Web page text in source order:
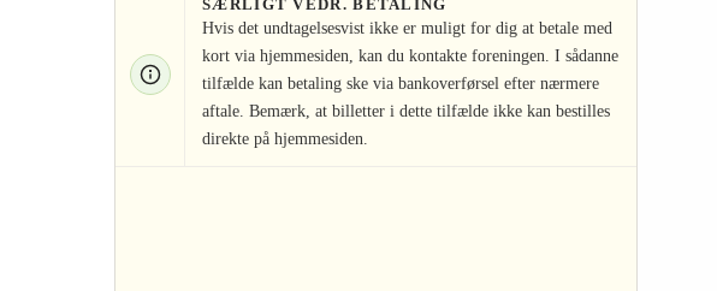
SÆRLIGT VEDR. BETALING
Hvis det undtagelsesvist ikke er muligt for dig at betale med
kort via hjemmesiden, kan du kontakte foreningen. I sådanne
tilfælde kan betaling ske via bankoverførsel efter nærmere
aftale. Bemærk, at billetter i dette tilfælde ikke kan bestilles
direkte på hjemmesiden.